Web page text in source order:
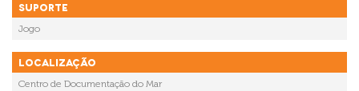
Suporte
Jogo
Localização
Centro de Documentação do Mar